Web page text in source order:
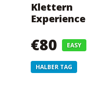
Klettern
Experience
€80 EASY
HALBER TAG